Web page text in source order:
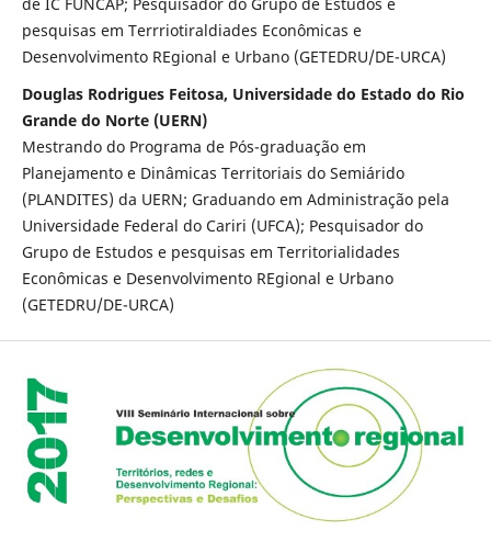
pesquisas em Terrriotiraldiades Econômicas e
Desenvolvimento REgional e Urbano (GETEDRU/DE-URCA)
Douglas Rodrigues Feitosa, Universidade do Estado do Rio
Grande do Norte (UERN)
Mestrando do Programa de Pós-graduação em
Planejamento e Dinâmicas Territoriais do Semiárido
(PLANDITES) da UERN; Graduando em Administração pela
Universidade Federal do Cariri (UFCA); Pesquisador do
Grupo de Estudos e pesquisas em Territorialidades
Econômicas e Desenvolvimento REgional e Urbano
(GETEDRU/DE-URCA)